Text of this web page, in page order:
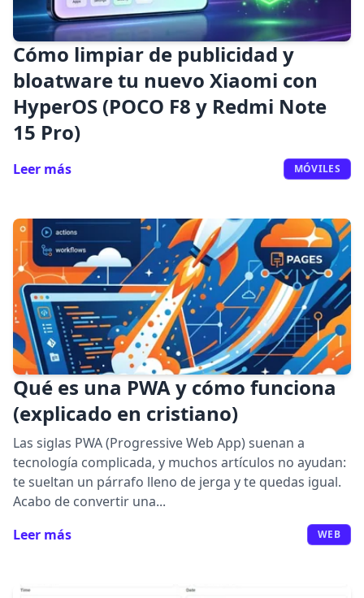
Cómo limpiar de publicidad y
bloatware tu nuevo Xiaomi con
HyperOS (POCO F8 y Redmi Note
15 Pro)
Leer más MÓVILES
Qué es una PWA y cómo funciona
(explicado en cristiano)
Las siglas PWA (Progressive Web App) suenan a
tecnología complicada, y muchos artículos no ayudan:
te sueltan un párrafo lleno de jerga y te quedas igual.
Acabo de convertir una...
Leer más
WEB